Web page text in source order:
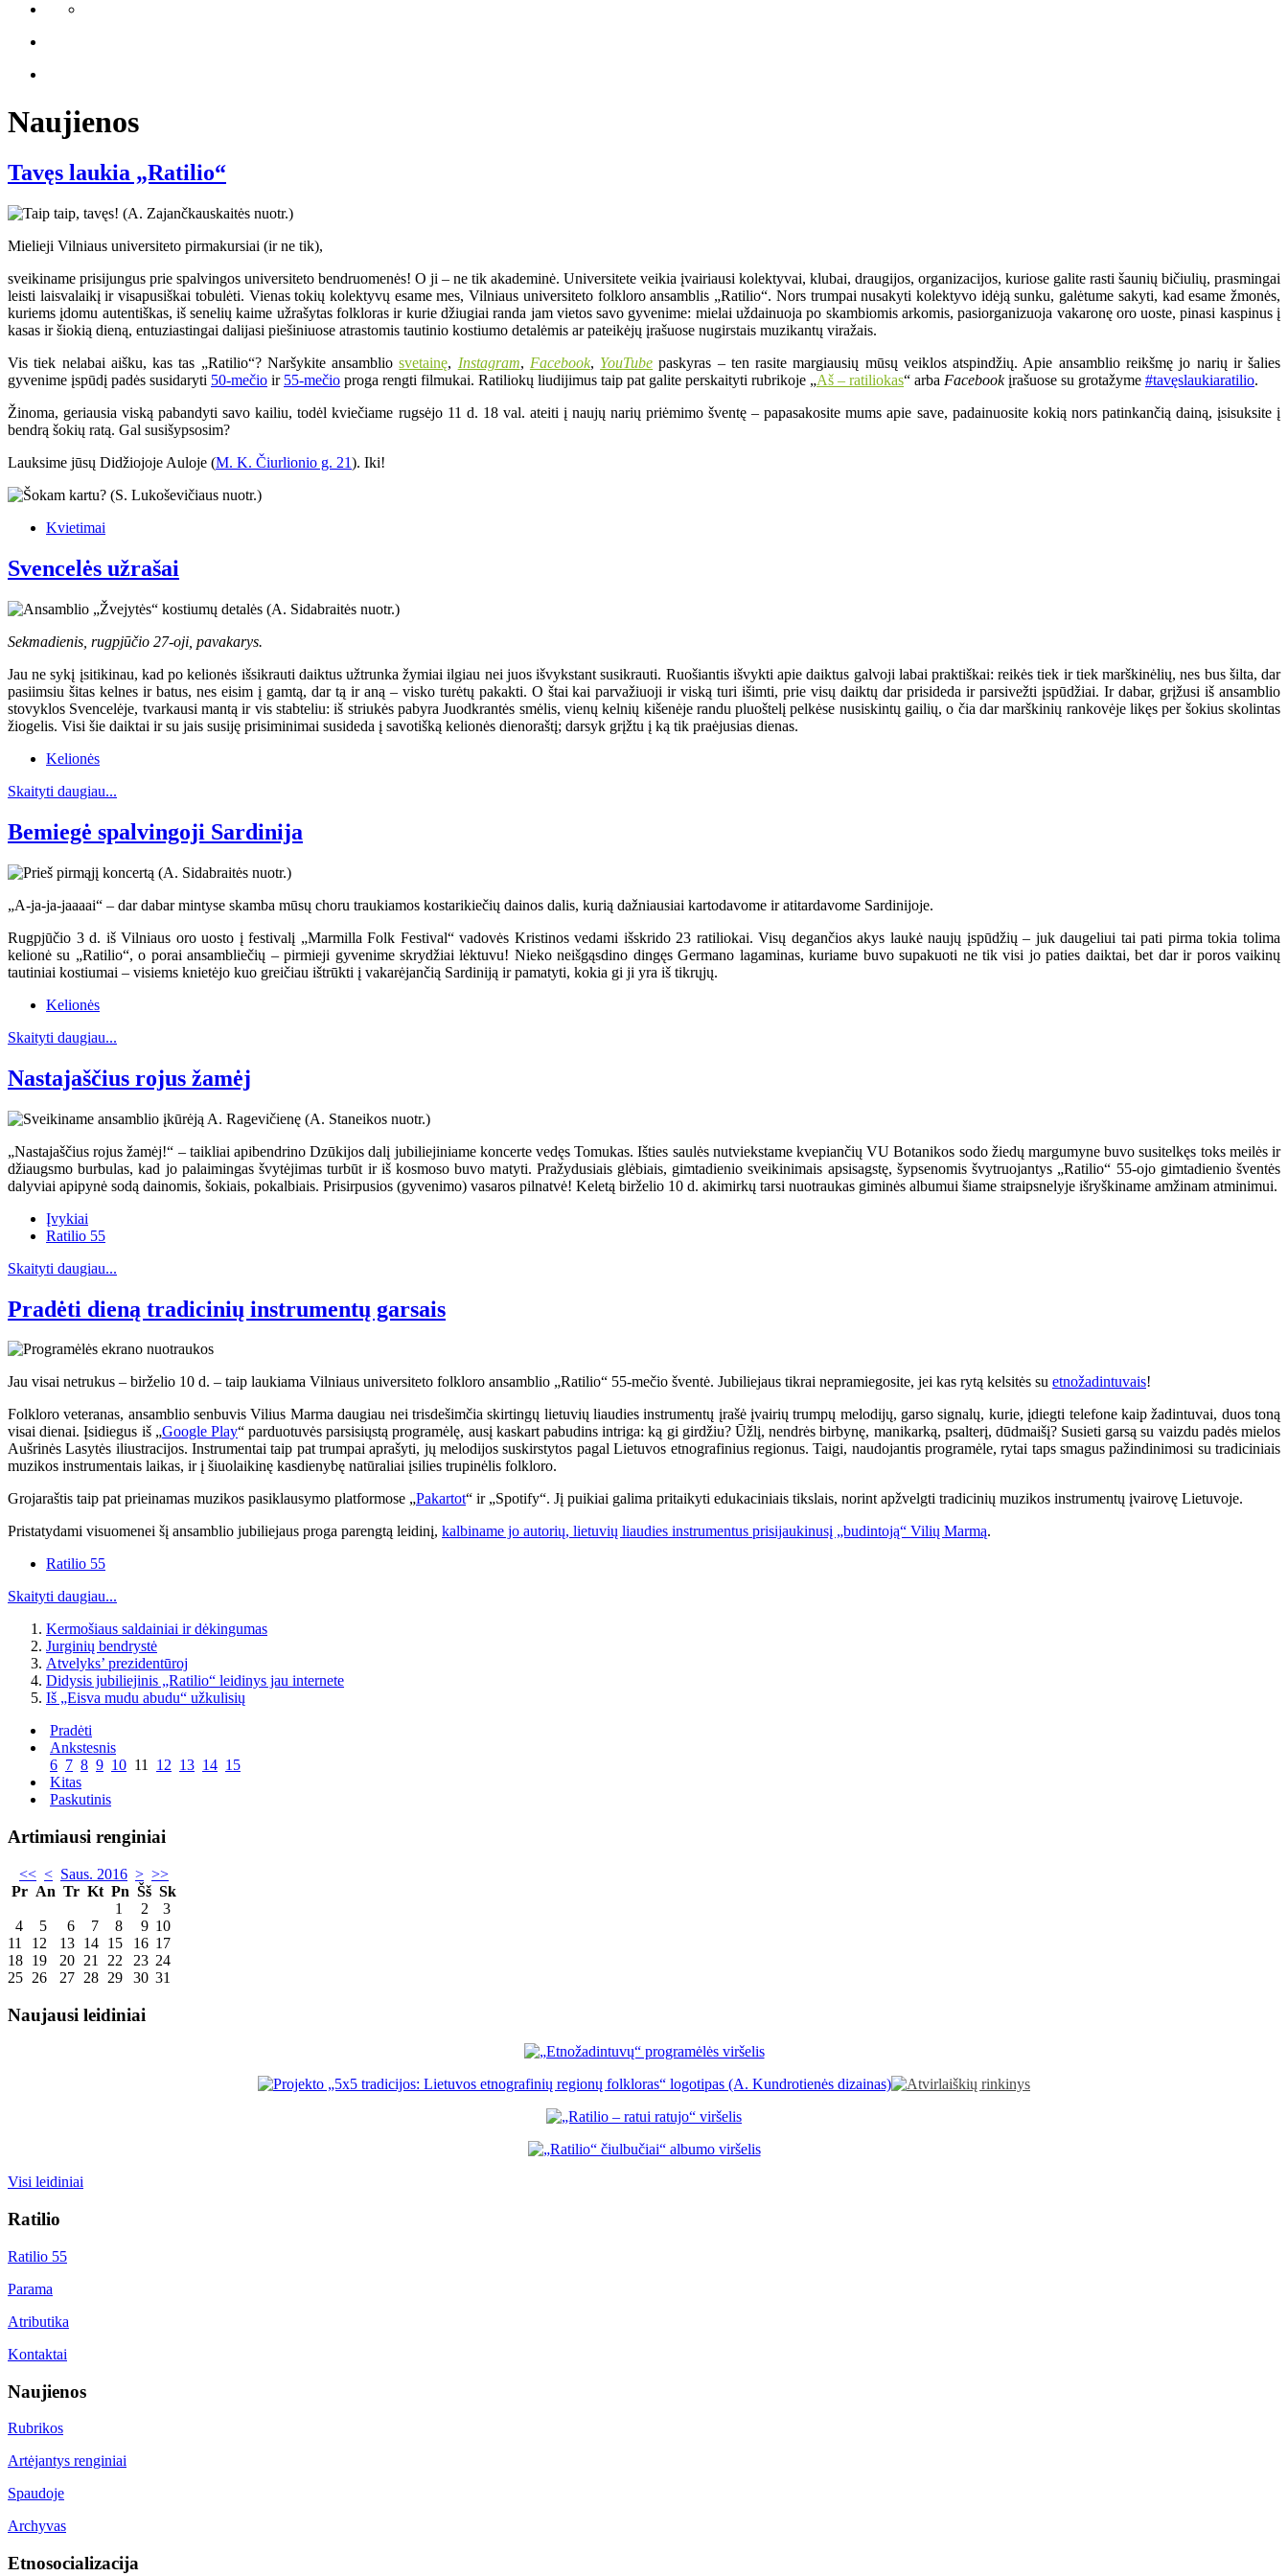
Naujienos
Tavęs laukia „Ratilio“
Mielieji Vilniaus universiteto pirmakursiai (ir ne tik),
sveikiname prisijungus prie spalvingos universiteto bendruomenės! O ji – ne tik akademinė. Universitete veikia įvairiausi kolektyvai, klubai, draugijos, organizacijos, kuriose galite rasti šaunių bičiulių, prasmingai
leisti laisvalaikį ir visapusiškai tobulėti. Vienas tokių kolektyvų esame mes, Vilniaus universiteto folkloro ansamblis „Ratilio“. Nors trumpai nusakyti kolektyvo idėją sunku, galėtume sakyti, kad esame žmonės,
kuriems įdomu autentiškas, iš senelių kaime užrašytas folkloras ir kurie džiugiai randa jam vietos savo gyvenime: mielai uždainuoja po skambiomis arkomis, pasiorganizuoja vakaronę oro uoste, pinasi kaspinus į
kasas ir šiokią dieną, entuziastingai dalijasi piešiniuose atrastomis tautinio kostiumo detalėmis ar pateikėjų įrašuose nugirstais muzikantų viražais.
Vis tiek nelabai aišku, kas tas „Ratilio“? Naršykite ansambliosvetainę, Instagram, Facebook, YouTube paskyras – ten rasite margiausių mūsų veiklos atspindžių. Apie ansamblio reikšmę jo narių ir šalies
gyvenime įspūdį padės susidaryti 50-mečio ir 55-mečio proga rengti filmukai. Ratiliokų liudijimus taip pat galite perskaityti rubrikoje „Aš – ratiliokas“ arba Facebookįrašuose su grotažyme #tavęslaukiaratilio.
Žinoma, geriausia viską pabandyti savo kailiu, todėl kviečiame rugsėjo 11 d. 18 val. ateiti į naujų narių priėmimo šventę – papasakosite mums apie save, padainuosite kokią nors patinkančią dainą, įsisuksite į
bendrą šokių ratą. Gal susišypsosim?
Lauksime jūsų Didžiojoje Auloje (M. K. Čiurlionio g. 21). Iki!
Kvietimai
Svencelės užrašai
Sekmadienis, rugpjūčio 27-oji, pavakarys.
Jau ne sykį įsitikinau, kad po kelionės išsikrauti daiktus užtrunka žymiai ilgiau nei juos išvykstant susikrauti. Ruošiantis išvykti apie daiktus galvoji labai praktiškai: reikės tiek ir tiek marškinėlių, nes bus šilta, dar
pasiimsiu šitas kelnes ir batus, nes eisim į gamtą, dar tą ir aną – visko turėtų pakakti. O štai kai parvažiuoji ir viską turi išimti, prie visų daiktų dar prisideda ir parsivežti įspūdžiai. Ir dabar, grįžusi iš ansamblio
stovyklos Svencelėje, tvarkausi mantą ir vis stabteliu: iš striukės pabyra Juodkrantės smėlis, vienų kelnių kišenėje randu pluoštelį pelkėse nusiskintų gailių, o čia dar marškinių rankovėje likęs per šokius skolintas
žiogelis. Visi šie daiktai ir su jais susiję prisiminimai susideda į savotišką kelionės dienoraštį; darsyk grįžtu į ką tik praėjusias dienas.
Kelionės
Skaityti daugiau...
Bemiegė spalvingoji Sardinija
„A-ja-ja-jaaaai“ – dar dabar mintyse skamba mūsų choru traukiamos kostarikiečių dainos dalis, kurią dažniausiai kartodavome ir atitardavome Sardinijoje.
Rugpjūčio 3 d. iš Vilniaus oro uosto į festivalį „Marmilla Folk Festival“ vadovės Kristinos vedami išskrido 23 ratiliokai. Visų degančios akys laukė naujų įspūdžių – juk daugeliui tai pati pirma tokia tolima
kelionė su „Ratilio“, o porai ansambliečių – pirmieji gyvenime skrydžiai lėktuvu! Nieko neišgąsdino dingęs Germano lagaminas, kuriame buvo supakuoti ne tik visi jo paties daiktai, bet dar ir poros vaikinų
tautiniai kostiumai – visiems knietėjo kuo greičiau ištrūkti į vakarėjančią Sardiniją ir pamatyti, kokia gi ji yra iš tikrųjų.
Kelionės
Skaityti daugiau...
Nastajaščius rojus žamėj
„Nastajaščius rojus žamėj!“ – taikliai apibendrino Dzūkijos dalį jubiliejiniame koncerte vedęs Tomukas. Išties saulės nutviekstame kvepiančių VU Botanikos sodo žiedų margumyne buvo susitelkęs toks meilės ir
džiaugsmo burbulas, kad jo palaimingas švytėjimas turbūt ir iš kosmoso buvo matyti. Pražydusiais glėbiais, gimtadienio sveikinimais apsisagstę, šypsenomis švytruojantys „Ratilio“ 55-ojo gimtadienio šventės
dalyviai apipynė sodą dainomis, šokiais, pokalbiais. Prisirpusios (gyvenimo) vasaros pilnatvė! Keletą birželio 10 d. akimirkų tarsi nuotraukas giminės albumui šiame straipsnelyje išryškiname amžinam atminimui.
Įvykiai
Ratilio 55
Skaityti daugiau...
Pradėti dieną tradicinių instrumentų garsais
Jau visai netrukus – birželio 10 d. – taip laukiama Vilniaus universiteto folkloro ansamblio „Ratilio“ 55-mečio šventė. Jubiliejaus tikrai nepramiegosite, jei kas rytą kelsitės su etnožadintuvais!
Folkloro veteranas, ansamblio senbuvis Vilius Marma daugiau nei trisdešimčia skirtingų lietuvių liaudies instrumentų įrašė įvairių trumpų melodijų, garso signalų, kurie, įdiegti telefone kaip žadintuvai, duos toną
visai dienai. Įsidiegus iš „Google Play“ parduotuvės parsisiųstą programėlę, ausį kaskart pabudins intriga: ką gi girdžiu? Ūžlį, nendrės birbynę, manikarką, psalterį, dūdmaišį? Susieti garsą su vaizdu padės mielos
Aušrinės Lasytės iliustracijos. Instrumentai taip pat trumpai aprašyti, jų melodijos suskirstytos pagal Lietuvos etnografinius regionus. Taigi, naudojantis programėle, rytai taps smagus pažindinimosi su tradiciniais
muzikos instrumentais laikas, ir į šiuolaikinę kasdienybę natūraliai įsilies trupinėlis folkloro.
Grojaraštis taip pat prieinamas muzikos pasiklausymo platformose „Pakartot“ ir „Spotify“. Jį puikiai galima pritaikyti edukaciniais tikslais, norint apžvelgti tradicinių muzikos instrumentų įvairovę Lietuvoje.
Pristatydami visuomenei šį ansamblio jubiliejaus proga parengtą leidinį, kalbiname jo autorių, lietuvių liaudies instrumentus prisijaukinusį „budintoją“ Vilių Marmą.
Ratilio 55
Skaityti daugiau...
Kermošiaus saldainiai ir dėkingumas
Jurginių bendrystė
Atvelyks’ prezidentūroj
Didysis jubiliejinis „Ratilio“ leidinys jau internete
Iš „Eisva mudu abudu“ užkulisių
Pradėti
Ankstesnis
6 7 8 9 10 11 12 13 14 15
Kitas
Paskutinis
Artimiausi renginiai
<< < Saus. 2016 > >>
Pr An Tr Kt Pn Šš Sk
1
2
3
4
5 6 7 8 9 10
11
12 13 14 15 16 17
18 19 20 21 22 23 24
25 26 27 28 29 30 31
Naujausi leidiniai
Visi leidiniai
Ratilio
Ratilio 55
Parama
Atributika
Kontaktai
Naujienos
Rubrikos
Artėjantys renginiai
Spaudoje
Archyvas
Etnosocializacija